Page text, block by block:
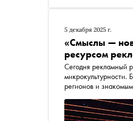
5 декабря 2025 г.
«Смыслы —
ресурсом
Сегодня рекламный
микрокультурности.
регионов и
скидок, как
индустрию